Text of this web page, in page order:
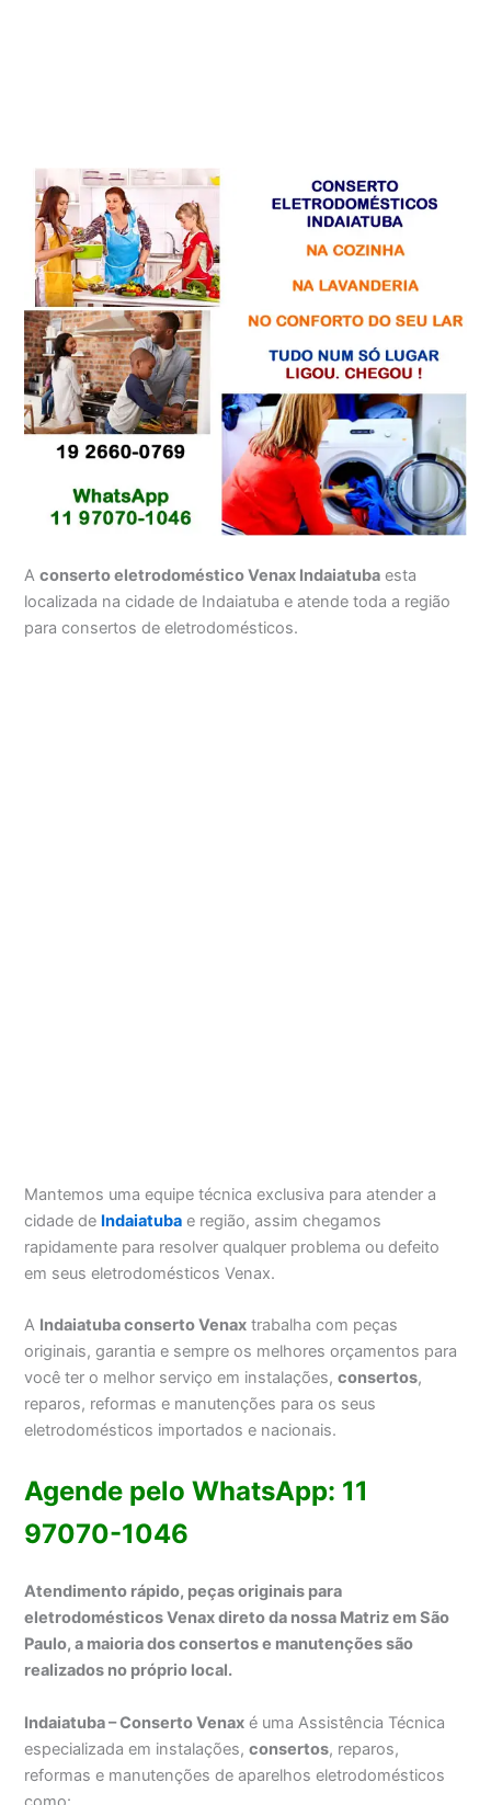
Aconserto eletrodoméstico Venax Indaiatuba esta
localizada na cidade de Indaiatuba e atende toda a região
para consertos de eletrodomésticos.
Mantemos uma equipe técnica exclusiva para atender a
cidade de Indaiatuba e região, assim chegamos
rapidamente para resolver qualquer problema ou defeito
em seus eletrodomésticos Venax.
A Indaiatuba conserto Venax trabalha com peças
originais, garantia e sempre os melhores orçamentos para
você ter o melhor serviço em instalações,consertos,
reparos, reformas e manutenções para os seus
eletrodomésticos importados e nacionais.
Agende pelo WhatsApp: 11
97070-1046
Atendimento rápido, peças originais para
eletrodomésticos Venax direto da nossa Matriz em São
Paulo, a maioria dos consertos e manutenções são
realizados no próprio local.
Indaiatuba – Conserto Venax é uma Assistência Técnica
especializada em instalações,consertos, reparos,
reformas e manutenções de aparelhos eletrodomésticos